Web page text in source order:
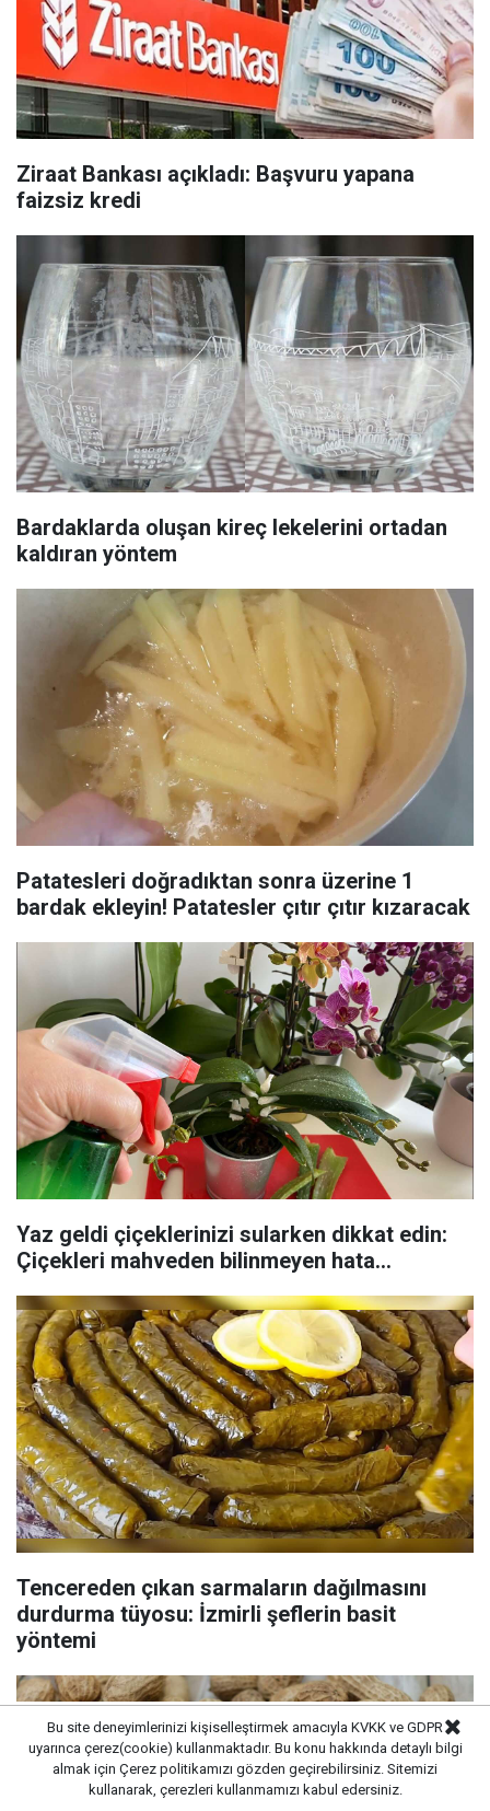
Ziraat Bankası açıkladı: Başvuru yapana
faizsiz kredi
Bardaklarda oluşan kireç lekelerini ortadan
kaldıran yöntem
Patatesleri doğradıktan sonra üzerine 1
bardak ekleyin! Patatesler çıtır çıtır kızaracak
Yaz geldi çiçeklerinizi sularken dikkat edin:
Çiçekleri mahveden bilinmeyen hata...
Tencereden çıkan sarmaların dağılmasını
durdurma tüyosu: İzmirli şeflerin basit
yöntemi
Bu site deneyimlerinizi kişiselleştirmek amacıyla KVKK ve GDPR
uyarınca çerez(cookie) kullanmaktadır. Bu konu hakkında detaylı bilgi
almak için Çerez politikamızı gözden geçirebilirsiniz. Sitemizi
kullanarak, çerezleri kullanmamızı kabul edersiniz.